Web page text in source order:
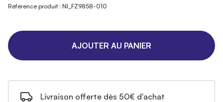
Référence produit : NI_FZ9858-010
AJOUTER AU PANIER
Livraison offerte dès 50€ d'achat